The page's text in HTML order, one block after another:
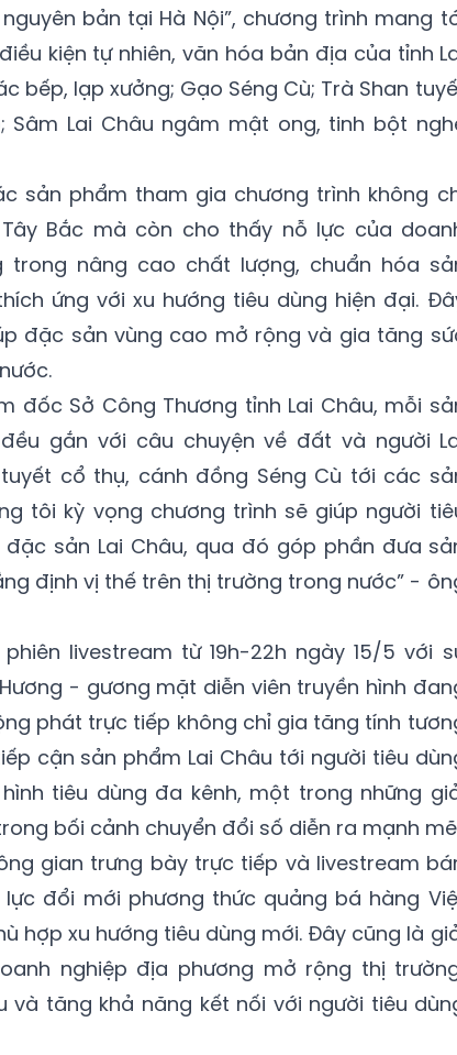
bản tại Hà Nội”, chương trình mang
kiện tự nhiên, văn hóa bản địa của tỉnh
bếp, lạp xưởng; Gạo Séng Cù; Trà Shan
Sâm Lai Châu ngâm mật ong, tinh bột
sản phẩm tham gia chương trình không
Bắc mà còn cho thấy nỗ lực của
nâng cao chất lượng, chuẩn hóa
ứng với xu hướng tiêu dùng hiện đại.
đặc sản vùng cao mở rộng và gia tăng
đốc Sở Công Thương tỉnh Lai Châu, mỗi
gắn với câu chuyện về đất và người
cổ thụ, cánh đồng Séng Cù tới các
tôi kỳ vọng chương trình sẽ giúp người
sản Lai Châu, qua đó góp phần đưa
định vị thế trên thị trường trong nước” -
livestream từ 19h-22h ngày 15/5 với
- gương mặt diễn viên truyền hình
phát trực tiếp không chỉ gia tăng tính
cận sản phẩm Lai Châu tới người tiêu
tiêu dùng đa kênh, một trong những
bối cảnh chuyển đổi số diễn ra mạnh
gian trưng bày trực tiếp và livestream
đổi mới phương thức quảng bá hàng
hợp xu hướng tiêu dùng mới. Đây cũng là
nghiệp địa phương mở rộng thị
và tăng khả năng kết nối với người tiêu